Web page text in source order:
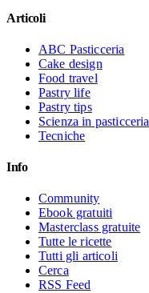
Articoli
ABC Pasticceria
Cake design
Food travel
Pastry life
Pastry tips
Scienza in pasticceria
Tecniche
Info
Community
Ebook gratuiti
Masterclass gratuite
Tutte le ricette
Tutti gli articoli
Cerca
RSS Feed